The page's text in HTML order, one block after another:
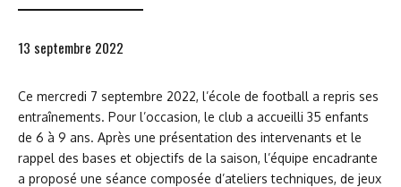
13 septembre 2022
Ce mercredi 7 septembre 2022, l’école de football a repris ses
entraînements. Pour l’occasion, le club a accueilli 35 enfants
de 6 à 9 ans. Après une présentation des intervenants et le
rappel des bases et objectifs de la saison, l’équipe encadrante
a proposé une séance composée d’ateliers techniques, de jeux